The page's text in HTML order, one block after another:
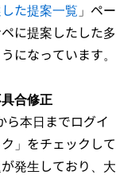
た提案一覧 」ペー
に提案したした多
になっています。
合修正
ら本日までログイ
」をチェックして
発生しており、大